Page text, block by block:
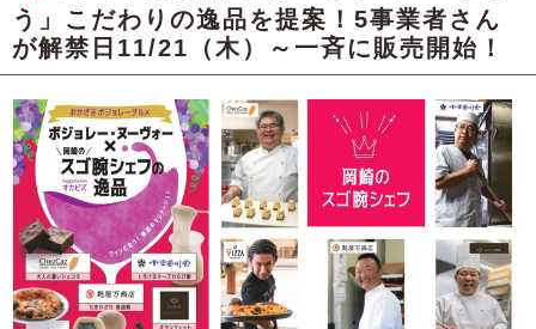
う」こだわりの逸品を提案！5事業者さん
が解禁日11/21（木）～一斉に販売開始！